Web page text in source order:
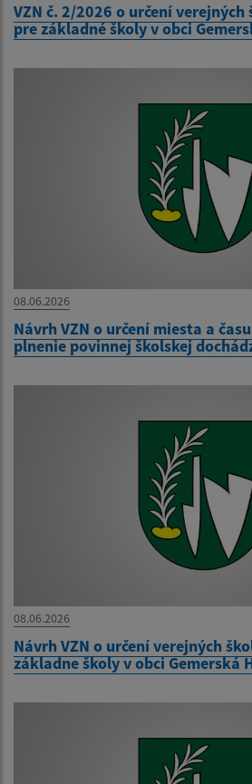
VZN č. 2/2026 o určení
pre základné školy v obci
08.06.2026
Návrh VZN o určení miesta a
plnenie povinnej školskej
08.06.2026
Návrh VZN o určení verejných
základne školy v obci Gemerská